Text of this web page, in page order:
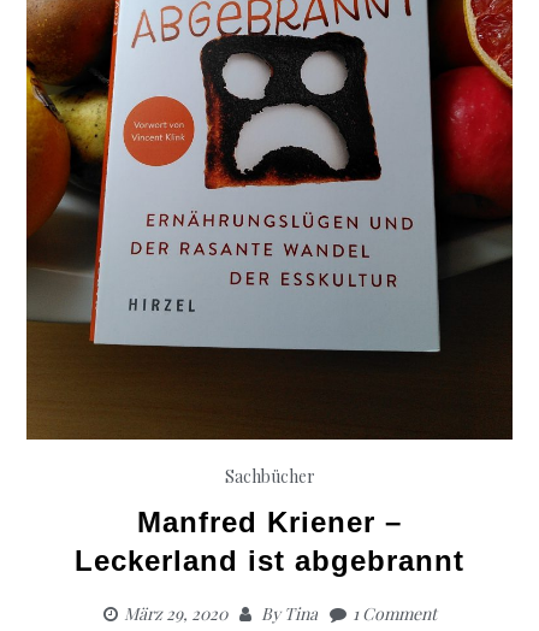
Sachbücher
Manfred Kriener –
Leckerland ist abgebrannt
März 29, 2020 ByTina 1 Comment